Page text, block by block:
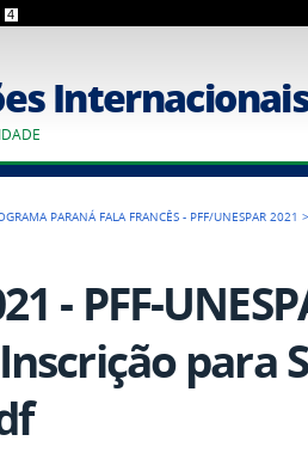
4
PARANÁ FALA FRANCÊS - PFF/UNESPAR 2021 >
- PFF-
para